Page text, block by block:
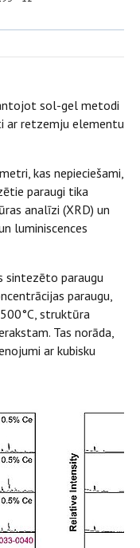
sol-gel metodi
ar retzemju elementu
kas nepieciešami,
paraugi tika
analīzi (XRD) un
luminiscences
sintezēto paraugu
paraugu,
struktūra
Tas norāda,
ar kubisku